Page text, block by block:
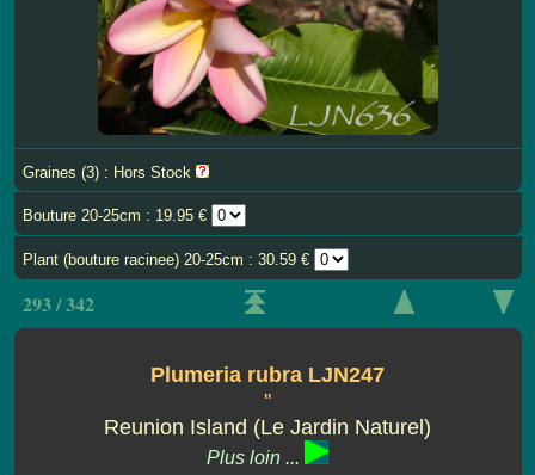
Graines (3) : Hors Stock
Bouture 20-25cm : 19.95 €
Plant (bouture racinee) 20-25cm : 30.59 €
293 / 342
Plumeria rubra LJN247
''
Reunion Island (Le Jardin Naturel)
Plus loin ...